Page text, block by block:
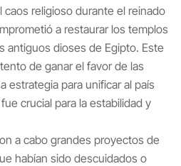
caos religioso durante el reinado
a restaurar los templos
antiguos dioses de Egipto. Este
de ganar el favor de las
estrategia para unificar al país
crucial para la estabilidad y
a cabo grandes proyectos de
habían sido descuidados o